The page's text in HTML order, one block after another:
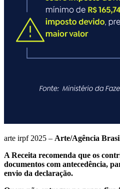
arte irpf 2025 – Arte/Agência
A Receita recomenda que os
documentos com antecedência,
envio da declaração.